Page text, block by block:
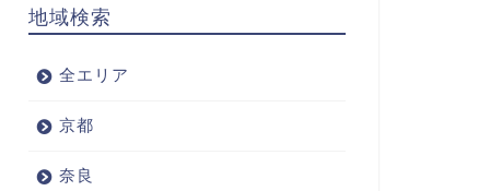
地域検索
全エリア
京都
奈良